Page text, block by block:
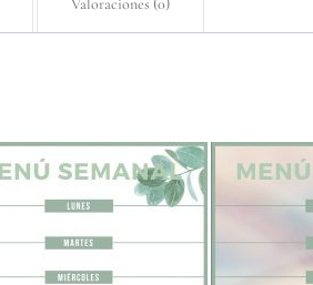
Valoraciones (0)